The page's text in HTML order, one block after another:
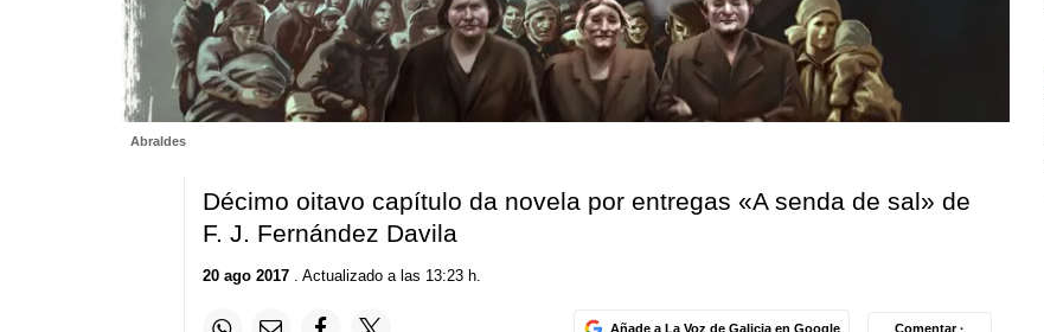
Abraldes
Décimo oitavo capítulo da novela por entregas «A senda de sal» de
F. J. Fernández Davila
20 ago 2017. Actualizado a las 13:23 h.
Añade a La Voz de Galicia en Google Comentar ·